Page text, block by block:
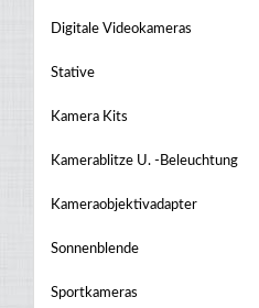
Digitale Videokameras
Stative
Kamera Kits
Kamerablitze U. -beleuchtung
Kameraobjektivadapter
Sonnenblende
Sportkameras